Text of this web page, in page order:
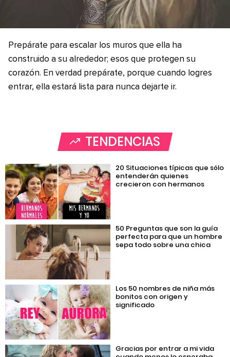
Prepárate para escalar los muros que ella ha
construido a su alrededor; esos que protegen su
corazón. En verdad prepárate, porque cuando logres
entrar, ella estará lista para nunca dejarte ir.
TENDENCIAS
20 Situaciones típicas que sólo
entenderán quienes
crecieron con hermanos
50 Preguntas que son la guía
perfecta para que un hombre
sepa todo sobre una chica
Los 50 nombres de niña más
bonitos con origen y
significado
Gracias por entrar a mi vida